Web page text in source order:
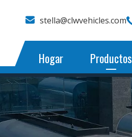
stella@clwvehicles.com
Hogar Productos